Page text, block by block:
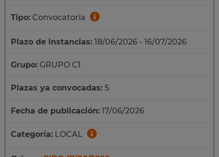
Tipo: Convocatoria
Plazo de instancias: 18/06/2026 - 16/07/2026
Grupo: GRUPO C1
Plazas ya convocadas: 5
Fecha de publicación: 17/06/2026
Categoría: LOCAL